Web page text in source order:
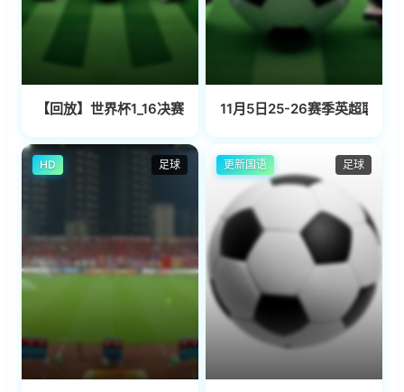
【回放】世界杯1_16决赛 法国VS瑞典11月5日25-26赛季英超联赛
足球
HD 足球
更新国语